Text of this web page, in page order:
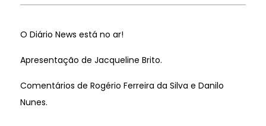
O Diário News está no ar!
Apresentação de Jacqueline Brito.
Comentários de Rogério Ferreira da Silva e Danilo
Nunes.